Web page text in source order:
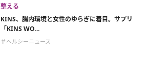
整える
KINS、腸内環境と女性のゆらぎに着目。サプリ
「KINS WO...
＃ヘルシーニュース